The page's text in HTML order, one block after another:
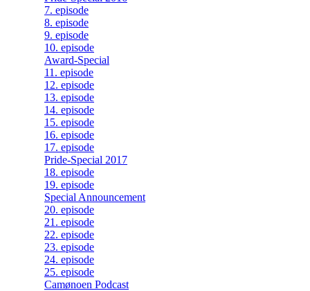
7. episode
8. episode
9. episode
10. episode
Award-Special
11. episode
12. episode
13. episode
14. episode
15. episode
16. episode
17. episode
Pride-Special 2017
18. episode
19. episode
Special Announcement
20. episode
21. episode
22. episode
23. episode
24. episode
25. episode
Camønoen Podcast